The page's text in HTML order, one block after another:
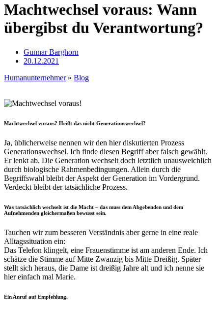
Machtwechsel voraus: Wann
übergibst du Verantwortung?
Gunnar Barghorn
20.12.2021
Humanunternehmer» Blog
Machtwechsel voraus? Heißt das nicht Generationswechsel?
Ja, üblicherweise nennen wir den hier diskutierten Prozess
Generationswechsel. Ich finde diesen Begriff aber falsch gewählt.
Er lenkt ab. Die Generation wechselt doch letztlich unausweichlich
durch biologische Rahmenbedingungen. Allein durch die
Begriffswahl bleibt der Aspekt der Generation im Vordergrund.
Verdeckt bleibt der tatsächliche Prozess.
Was tatsächlich wechselt ist die Macht – das muss dem Abgebenden und dem
Aufnehmenden gleichermaßen bewusst sein.
Tauchen wir zum besseren Verständnis aber gerne in eine reale
Alltagssituation ein:
Das Telefon klingelt, eine Frauenstimme ist am anderen Ende. Ich
schätze die Stimme auf Mitte Zwanzig bis Mitte Dreißig. Später
stellt sich heraus, die Dame ist dreißig Jahre alt und ich nenne sie
hier einfach mal Marie.
Ein Anruf auf Empfehlung.